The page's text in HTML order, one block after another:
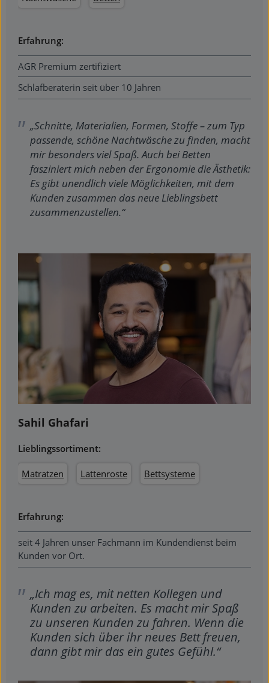
Erfahrung:
AGR Premium zertifiziert
Schlafberaterin seit über 10 Jahren
„Schnitte, Materialien, Formen, Stoffe – zum Typ
passende, schöne Nachtwäsche zu finden, macht
mir besonders viel Spaß. Auch bei Betten
fasziniert mich neben der Ergonomie die Ästhetik:
Es gibt unendlich viele Möglichkeiten, mit dem
Kunden zusammen das neue Lieblingsbett
zusammenzustellen.“
Sahil Ghafari
Lieblingssortiment:
Matratzen Lattenroste Bettsysteme
Erfahrung:
seit 4 Jahren unser Fachmann im Kundendienst beim
Kunden vor Ort.
„Ich mag es, mit netten Kollegen und
Kunden zu arbeiten. Es macht mir Spaß
zu unseren Kunden zu fahren. Wenn die
Kunden sich über ihr neues Bett freuen,
dann gibt mir das ein gutes Gefühl.“